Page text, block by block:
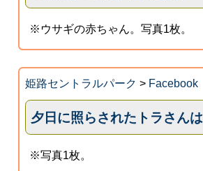
※ウサギの赤ちゃん。写真1枚。
姫路セントラルパーク > Facebook
夕日に照らされたトラさんは
※写真1枚。